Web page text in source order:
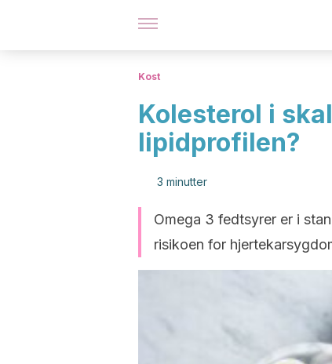
Kost
Kolesterol i
lipidprofilen?
3 minutter
Omega 3 fedtsyrer er i
risikoen for